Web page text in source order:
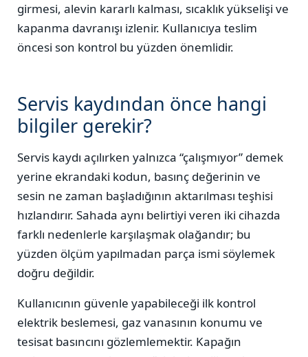
girmesi, alevin kararlı kalması, sıcaklık yükselişi ve
kapanma davranışı izlenir. Kullanıcıya teslim
öncesi son kontrol bu yüzden önemlidir.
Servis kaydından önce hangi
bilgiler gerekir?
Servis kaydı açılırken yalnızca “çalışmıyor” demek
yerine ekrandaki kodun, basınç değerinin ve
sesin ne zaman başladığının aktarılması teşhisi
hızlandırır. Sahada aynı belirtiyi veren iki cihazda
farklı nedenlerle karşılaşmak olağandır; bu
yüzden ölçüm yapılmadan parça ismi söylemek
doğru değildir.
Kullanıcının güvenle yapabileceği ilk kontrol
elektrik beslemesi, gaz vanasının konumu ve
tesisat basıncını gözlemlemektir. Kapağın